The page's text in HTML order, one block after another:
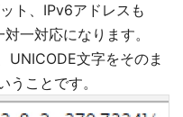
ト、IPv6アドレスも
一対応になります。
UNICODE文字をそのま
うことです。